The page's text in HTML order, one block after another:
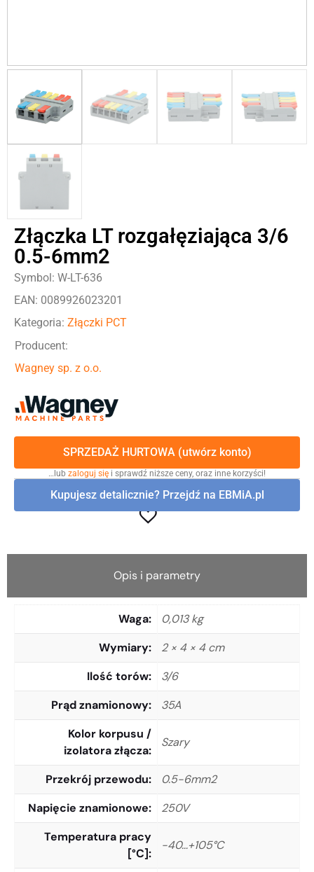
Złączka LT rozgałęziająca 3/6
0.5-6mm2
Symbol: W-LT-636
EAN: 0089926023201
Kategoria: Złączki PCT
Producent:
Wagney sp. z o.o.
SPRZEDAŻ HURTOWA (utwórz konto)
…lub zaloguj się i sprawdź niższe ceny, oraz inne korzyści!
Kupujesz detalicznie? Przejdź na EBMiA.pl
Opis i parametry
Waga
0,013 kg
Wymiary
2 × 4 × 4 cm
Ilość torów
3/6
Prąd znamionowy
35A
Kolor korpusu /
izolatora złącza
Szary
Przekrój przewodu
0.5-6mm2
Napięcie znamionowe
250V
Temperatura pracy
[°C]
-40…+105°C